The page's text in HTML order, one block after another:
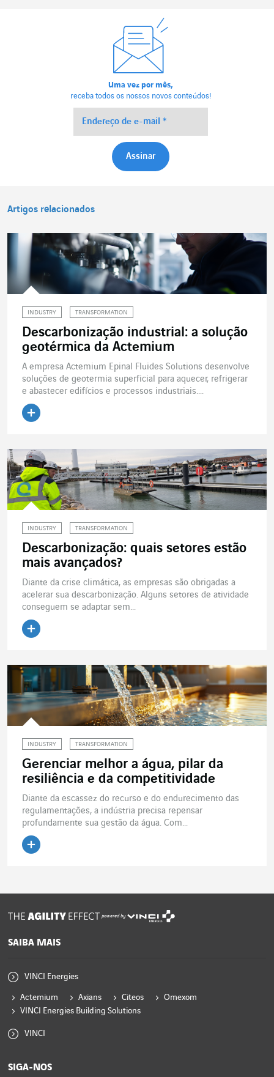
Uma vez por mês,
receba todos os nossos novos conteúdos!
Artigos relacionados
INDUSTRY TRANSFORMATION
Descarbonização industrial: a solução
geotérmica da Actemium
A empresa Actemium Epinal Fluides Solutions desenvolve
soluções de geotermia superficial para aquecer, refrigerar
e abastecer edifícios e processos industriais....
INDUSTRY TRANSFORMATION
Descarbonização: quais setores estão
mais avançados?
Diante da crise climática, as empresas são obrigadas a
acelerar sua descarbonização. Alguns setores de atividade
conseguem se adaptar sem...
INDUSTRY TRANSFORMATION
Gerenciar melhor a água, pilar da
resiliência e da competitividade
Diante da escassez do recurso e do endurecimento das
regulamentações, a indústria precisa repensar
profundamente sua gestão da água. Com...
powered by
SAIBA MAIS
VINCI Energies
Actemium Axians Citeos
Omexom
VINCI Energies Building Solutions
VINCI
SIGA-NOS